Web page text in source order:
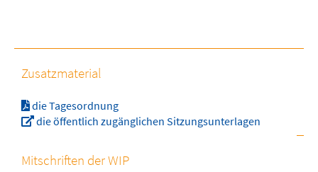
Zusatzmaterial
die Tagesordnung
die öffentlich zugänglichen Sitzungsunterlagen
Mitschriften der WIP